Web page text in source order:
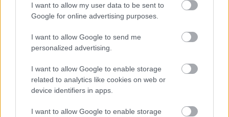
I want to allow my user data to be sent to
Google for online advertising purposes.
I want to allow Google to send me
personalized advertising.
I want to allow Google to enable storage
related to analytics like cookies on web or
device identifiers in apps.
I want to allow Google to enable storage
Ako dekorovať mozaikou